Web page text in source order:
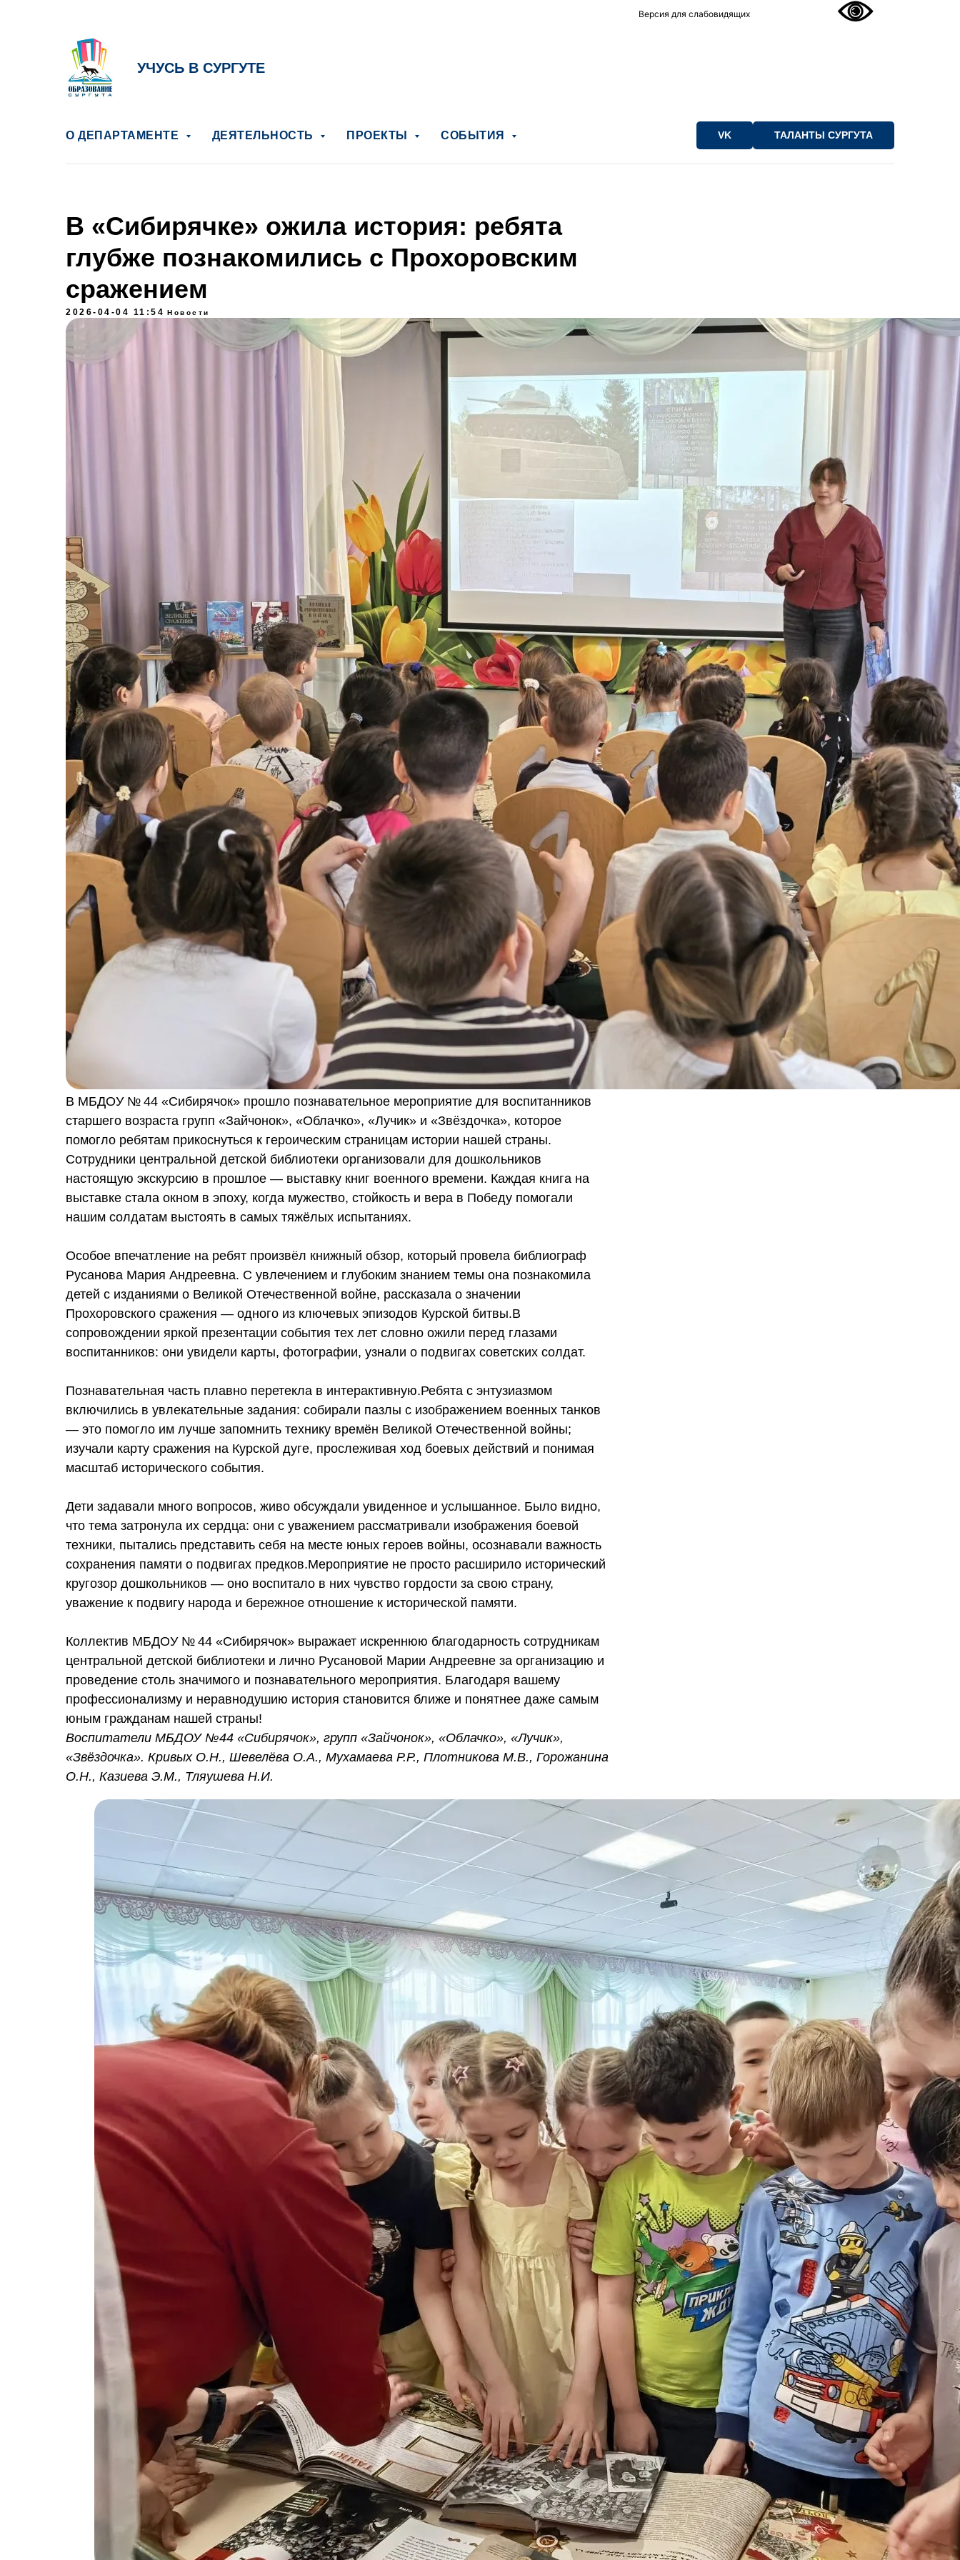
Версия для слабовидящих
УЧУСЬ В СУРГУТЕ
О ДЕПАРТАМЕНТЕ ДЕЯТЕЛЬНОСТЬ ПРОЕКТЫ СОБЫТИЯ VK ТАЛАНТЫ СУРГУТА
В «Сибирячке» ожила история: ребята
глубже познакомились с Прохоровским
сражением
2026-04-04 11:54 Новости
В МБДОУ № 44 «Сибирячок» прошло познавательное мероприятие для воспитанников
старшего возраста групп «Зайчонок», «Облачко», «Лучик» и «Звёздочка», которое
помогло ребятам прикоснуться к героическим страницам истории нашей страны.
Сотрудники центральной детской библиотеки организовали для дошкольников
настоящую экскурсию в прошлое — выставку книг военного времени. Каждая книга на
выставке стала окном в эпоху, когда мужество, стойкость и вера в Победу помогали
нашим солдатам выстоять в самых тяжёлых испытаниях.
Особое впечатление на ребят произвёл книжный обзор, который провела библиограф
Русанова Мария Андреевна. С увлечением и глубоким знанием темы она познакомила
детей с изданиями о Великой Отечественной войне, рассказала о значении
Прохоровского сражения — одного из ключевых эпизодов Курской битвы.В
сопровождении яркой презентации события тех лет словно ожили перед глазами
воспитанников: они увидели карты, фотографии, узнали о подвигах советских солдат.
Познавательная часть плавно перетекла в интерактивную.Ребята с энтузиазмом
включились в увлекательные задания: собирали пазлы с изображением военных танков
— это помогло им лучше запомнить технику времён Великой Отечественной войны;
изучали карту сражения на Курской дуге, прослеживая ход боевых действий и понимая
масштаб исторического события.
Дети задавали много вопросов, живо обсуждали увиденное и услышанное. Было видно,
что тема затронула их сердца: они с уважением рассматривали изображения боевой
техники, пытались представить себя на месте юных героев войны, осознавали важность
сохранения памяти о подвигах предков.Мероприятие не просто расширило исторический
кругозор дошкольников — оно воспитало в них чувство гордости за свою страну,
уважение к подвигу народа и бережное отношение к исторической памяти.
Коллектив МБДОУ № 44 «Сибирячок» выражает искреннюю благодарность сотрудникам
центральной детской библиотеки и лично Русановой Марии Андреевне за организацию и
проведение столь значимого и познавательного мероприятия. Благодаря вашему
профессионализму и неравнодушию история становится ближе и понятнее даже самым
юным гражданам нашей страны!
Воспитатели МБДОУ №44 «Сибирячок», групп «Зайчонок», «Облачко», «Лучик»,
«Звёздочка». Кривых О.Н., Шевелёва О.А., Мухамаева Р.Р., Плотникова М.В., Горожанина
О.Н., Казиева Э.М., Тляушева Н.И.